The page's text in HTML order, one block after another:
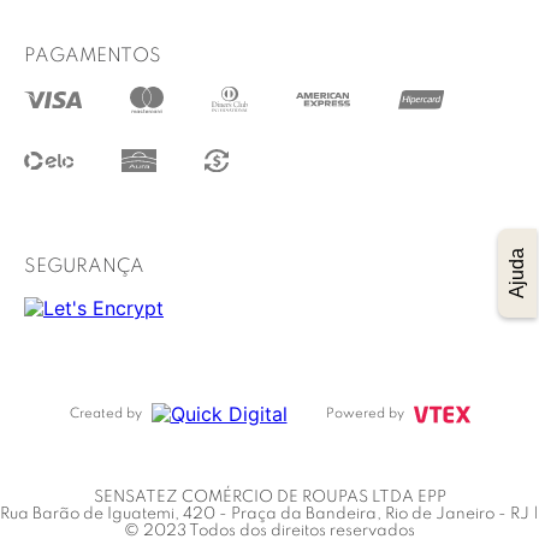
Ajuda
Prazo de entrega
Regulamento das promoções
Trocas e Devoluções
PAGAMENTOS
SEGURANÇA
Created by Powered by
SENSATEZ COMÉRCIO DE ROUPAS LTDA EPP
Rua Barão de Iguatemi, 420 - Praça da Bandeira, Rio de Janeiro - RJ |
© 2023 Todos dos direitos reservados